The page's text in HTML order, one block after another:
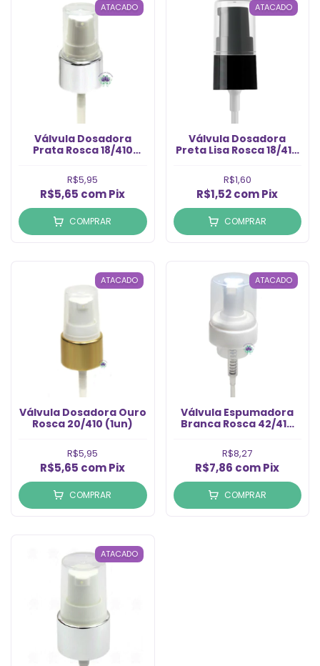
ATACADO
Válvula Dosadora
Prata Rosca 18/410
R$5,95
R$5,65 comPix
COMPRAR
ATACADO
Válvula Dosadora
Preta Lisa Rosca 18/410
R$1,60
R$1,52comPix
COMPRAR
ATACADO
Válvula Dosadora Ouro
Rosca 20/410 (1un)
R$5,95
R$5,65 comPix
COMPRAR
ATACADO
Válvula Espumadora
Branca Rosca 42/410
R$8,27
R$7,86 comPix
COMPRAR
ATACADO